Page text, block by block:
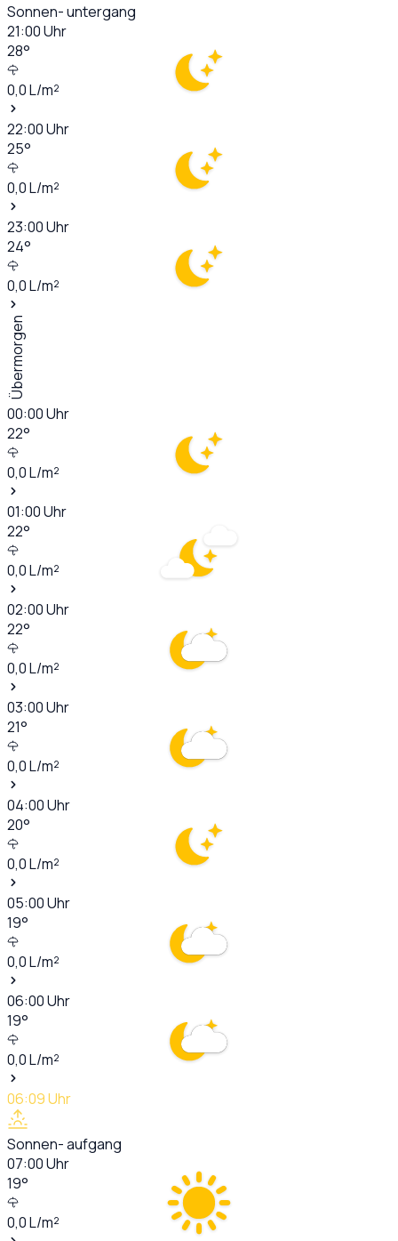
Sonnen- untergang
21:00Uhr
28°
0,0L/m²
22:00Uhr
25°
0,0L/m²
23:00Uhr
24°
0,0L/m²
Übermorgen
00:00Uhr
22°
0,0L/m²
01:00Uhr
22°
0,0L/m²
02:00Uhr
22°
0,0L/m²
03:00Uhr
21°
0,0L/m²
04:00Uhr
20°
0,0L/m²
05:00Uhr
19°
0,0L/m²
06:00Uhr
19°
0,0L/m²
06:09Uhr
Sonnen- aufgang
07:00Uhr
19°
0,0L/m²